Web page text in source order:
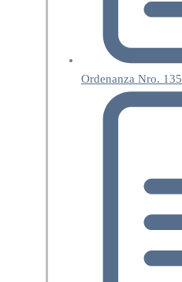
Ordenanza Nro. 135